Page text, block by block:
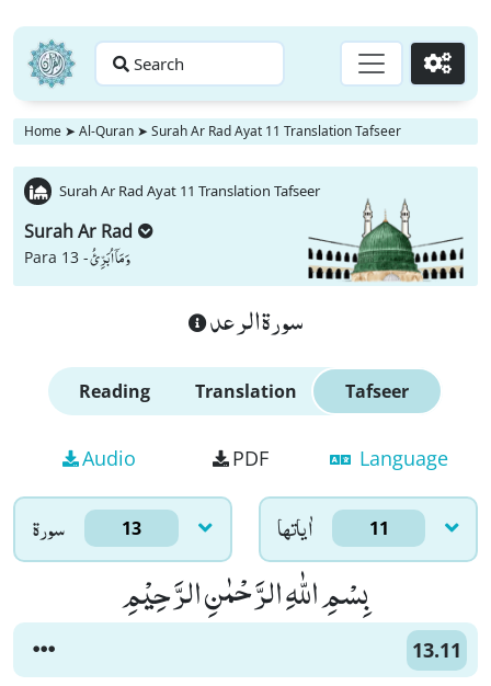
Search Go
Home ➤ Al-Quran ➤ Surah Ar Rad Ayat 11 Translation Tafseer
Surah Ar Rad Ayat 11 Translation Tafseer
Surah Ar Rad
Para 13 -وَ مَاۤ اُبَرِّئُ
سورة الرعد
Reading Translation Tafseer
Audio PDF Language
سورۃ 13 اٰياتها 11
بِسْمِ اللّٰهِ الرَّحْمٰنِ الرَّحِیْمِ
13.11